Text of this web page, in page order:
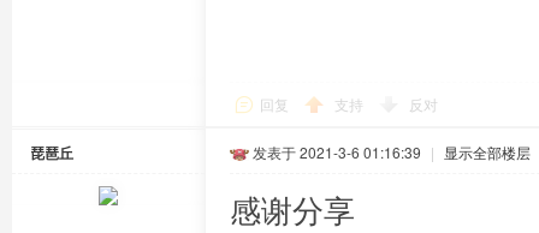
回复 支持 反对
琵琶丘 发表于 2021-3-6 01:16:39 | 显示全部楼层
感谢分享